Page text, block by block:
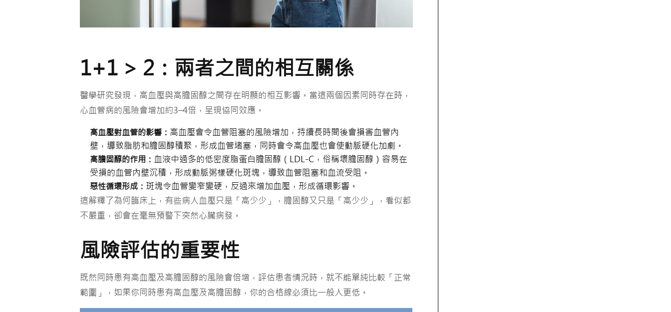
1+1 > 2：兩者之間的相互關係
醫學研究發現，高血壓與高膽固醇之間存在明顯的相互影響。當這兩個因素同時存在時，
心血管病的風險會增加約3–4倍，呈現協同效應。
高血壓對血管的影響： 高血壓會令血管阻塞的風險增加，持續長時間後會損害血管內
壁，導致脂肪和膽固醇積聚，形成血管堵塞，同時會令高血壓也會使動脈硬化加劇。
高膽固醇的作用： 血液中過多的低密度脂蛋白膽固醇（LDL-C，俗稱壞膽固醇）容易在
受損的血管內壁沉積，形成動脈粥樣硬化斑塊​，導致血管阻塞和血流受阻。
惡性循環形成： 斑塊令血管變窄變硬，反過來增加血壓，形成循環影響。
這解釋了為何臨床上，有些病人血壓只是「高少少」，膽固醇又只是「高少少」，看似都
不嚴重，卻會在毫無預警下突然心臟病發。
風險評估的重要性
既然同時患有高血壓及高膽固醇的風險會倍增，評估患者情況時，就不能單純比較「正常
範圍」，如果你同時患有高血壓及高膽固醇，你的合格線必須比一般人更低。